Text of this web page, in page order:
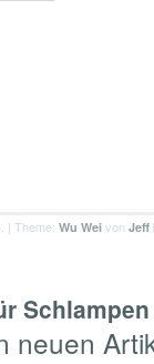
. | Theme: Wu Wei von Jeff
neuen